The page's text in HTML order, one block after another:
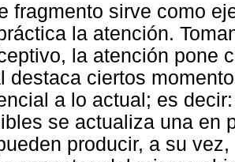
fragmento sirve como
la atención.
la atención pone
destaca ciertos
a lo actual; es
se actualiza una en
producir, a su